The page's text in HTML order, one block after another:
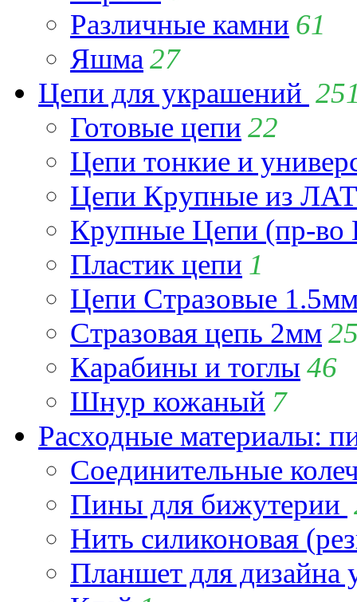
Различные камни 61
Яшма 27
Цепи для украшений
Готовые цепи 22
Цепи тонкие и
Цепи Крупные из
Крупные Цепи (пр-во
Пластик цепи 1
Цепи Стразовые
Стразовая цепь 2мм
Карабины и тоглы 46
Шнур кожаный 7
Расходные материалы:
Соединительные
Пины для бижутерии
Нить силиконовая
Планшет для